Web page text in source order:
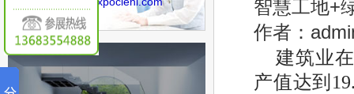
智慧工地+
作者：
建筑业
产值达到